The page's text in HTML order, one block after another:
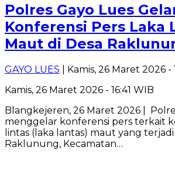
Polres Gayo Lues
Konferensi Pers Laka
Maut di Desa
GAYO LUES | Kamis, 26 Maret 2026 -
Kamis, 26 Maret 2026 - 16:41 WIB
Blangkejeren, 26 Maret 2026 |
menggelar konferensi pers terkait
lintas (laka lantas) maut yang terjadi
Raklunung, Kecamatan…